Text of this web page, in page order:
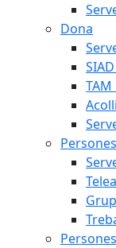
Dona